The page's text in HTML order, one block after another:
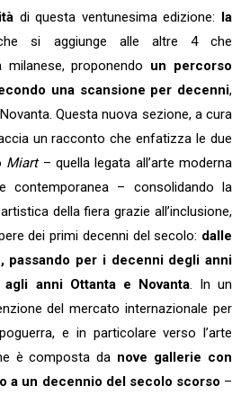
di questa ventunesima edizione:
la
si aggiunge alle altre 4 che
proponendo un percorso
una scansione per decenni,
Questa nuova sezione, a cura
un racconto che enfatizza le due
Miart– quella legata all’arte moderna
contemporanea – consolidando la
della fiera grazie all’inclusione,
dei primi decenni del secolo: dalle
passando per i decenni degli anni
anni Ottanta e Novanta. In un
del mercato internazionale per
e in particolare verso l’arte
è composta da nove gallerie con
a un decennio del secolo scorso –